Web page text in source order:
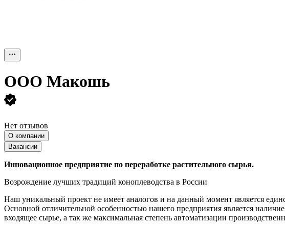
ООО Макошь
Нет отзывов
О компании
Вакансии
Инновационное предприятие по переработке растительного сырья.
Возрождение лучших традиций коноплеводства в России
Наш уникальный проект не имеет аналогов и на данный момент является
Основной отличительной особенностью нашего предприятия является
входящее сырье, а так же максимальная степень автоматизации